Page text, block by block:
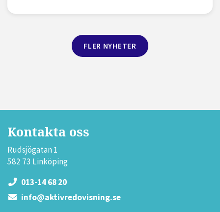
FLER NYHETER
Kontakta oss
Rudsjögatan 1
582 73 Linköping
013-14 68 20
info@aktivredovisning.se